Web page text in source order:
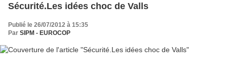
Sécurité.Les idées choc de Valls
Publié le 26/07/2012 à 15:35
Par SIPM - EUROCOP